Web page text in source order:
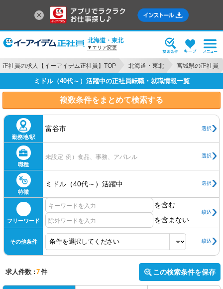
北海道・東北
▼エリア変更
正社員の求人【イーアイデム正社員】TOP 北海道・東北 宮城県の正社員
ミドル（40代～）活躍中の正社員転職・就職情報一覧
複数条件をまとめて検索する
勤務地/駅
富谷市 選択
職種
未設定 例）食品、事務、アパレル 選択
特徴
ミドル（40代～）活躍中 選択
フリーワード
を含む
を含まない
絞込
その他条件 絞込
求人件数 : 7件 この検索条件を保存